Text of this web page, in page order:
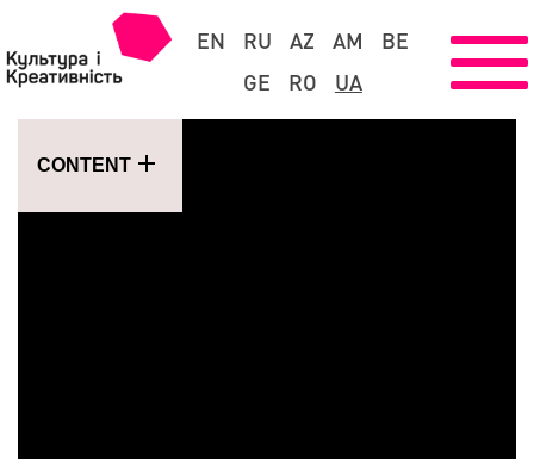
EN RU AZ AM
BE
GE
RO UA
CONTENT